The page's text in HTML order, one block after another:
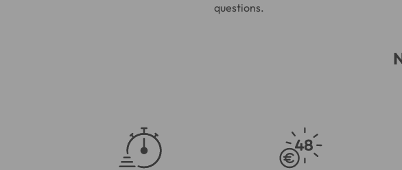
questions.